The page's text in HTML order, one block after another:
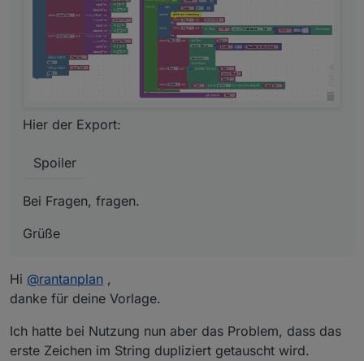
Bei Fragen, fragen.
Grüße
Hier der Export:
Spoiler
Bei Fragen, fragen.
Grüße
Hi @rantanplan ,
danke für deine Vorlage.
Ich hatte bei Nutzung nun aber das Problem, dass das
erste Zeichen im String dupliziert getauscht wird.